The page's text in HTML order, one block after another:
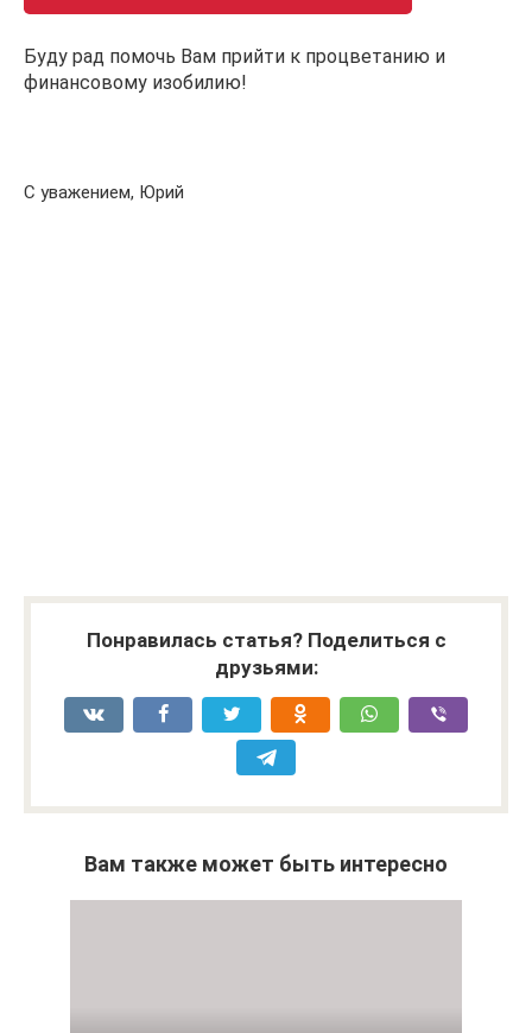
Буду рад помочь Вам прийти к процветанию и
финансовому изобилию!
С уважением, Юрий
Понравилась статья? Поделиться с
друзьями:
Вам также может быть интересно